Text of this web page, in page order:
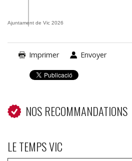
Ajuntament de Vic 2026
Imprimer Envoyer
NOS RECOMMANDATIONS
LE TEMPS VIC